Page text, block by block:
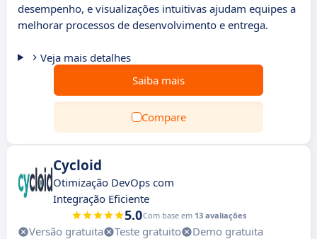
desempenho, e visualizações intuitivas ajudam equipes a
melhorar processos de desenvolvimento e entrega.
Veja mais detalhes
Saiba mais
Compare
Cycloid
Otimização DevOps com
Integração Eficiente
5.0Com base em 13 avaliações
Versão gratuita Teste gratuito
Demo gratuita